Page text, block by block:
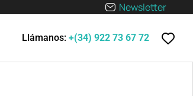
Newsletter
Llámanos: +(34) 922 73 67 72